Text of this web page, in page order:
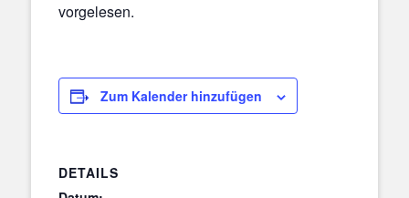
vorgelesen.
Zum Kalender hinzufügen
DETAILS